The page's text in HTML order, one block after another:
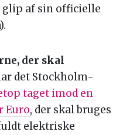
glip af sin officielle
der skal
det Stockholm-
taget imod en
Euro, der skal bruges
elektriske